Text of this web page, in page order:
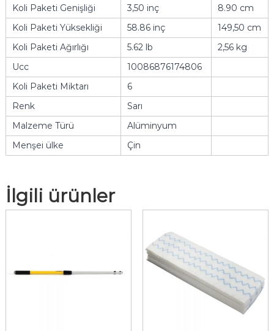
Koli Paketi Genişliği
3,50 inç
8.90 cm
Koli Paketi Yüksekliği
58.86 inç
149,50 cm
Koli Paketi Ağırlığı
5.62 lb
2,56 kg
Ucc
10086876174806
Koli Paketi Miktarı
6
Renk
Sarı
Malzeme Türü
Alüminyum
Menşei ülke
Çin
İlgili ürünler